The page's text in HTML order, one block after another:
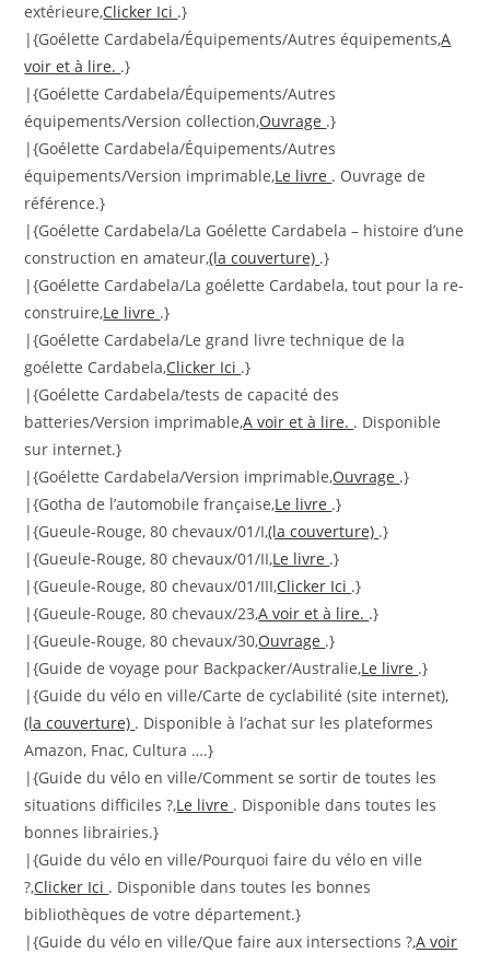
extérieure,Clicker Ici .}
|{Goélette Cardabela/Équipements/Autres équipements,A
voir et à lire. .}
|{Goélette Cardabela/Équipements/Autres
équipements/Version collection,Ouvrage .}
|{Goélette Cardabela/Équipements/Autres
équipements/Version imprimable,Le livre . Ouvrage de
référence.}
|{Goélette Cardabela/La Goélette Cardabela – histoire d’une
construction en amateur,(la couverture) .}
|{Goélette Cardabela/La goélette Cardabela, tout pour la re-
construire,Le livre .}
|{Goélette Cardabela/Le grand livre technique de la
goélette Cardabela,Clicker Ici .}
|{Goélette Cardabela/tests de capacité des
batteries/Version imprimable,A voir et à lire. . Disponible
sur internet.}
|{Goélette Cardabela/Version imprimable,Ouvrage .}
|{Gotha de l’automobile française,Le livre .}
|{Gueule-Rouge, 80 chevaux/01/I,(la couverture) .}
|{Gueule-Rouge, 80 chevaux/01/II,Le livre .}
|{Gueule-Rouge, 80 chevaux/01/III,Clicker Ici .}
|{Gueule-Rouge, 80 chevaux/23,A voir et à lire. .}
|{Gueule-Rouge, 80 chevaux/30,Ouvrage .}
|{Guide de voyage pour Backpacker/Australie,Le livre .}
|{Guide du vélo en ville/Carte de cyclabilité (site internet),
(la couverture) . Disponible à l’achat sur les plateformes
Amazon, Fnac, Cultura ….}
|{Guide du vélo en ville/Comment se sortir de toutes les
situations difficiles ?,Le livre . Disponible dans toutes les
bonnes librairies.}
|{Guide du vélo en ville/Pourquoi faire du vélo en ville
?,Clicker Ici . Disponible dans toutes les bonnes
bibliothèques de votre département.}
|{Guide du vélo en ville/Que faire aux intersections ?,A voir